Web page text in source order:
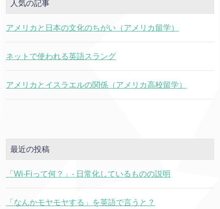
人気の記事
アメリカと日本の文化のちがい（アメリカ留学）
ネットで使われる英語スラング
アメリカとイスラエルの関係（アメリカ高校留学）
最近の投稿
「Wi-Fiって何？」- 日常化しているものの説明
「なんかモヤモヤする」を英語で言うと？